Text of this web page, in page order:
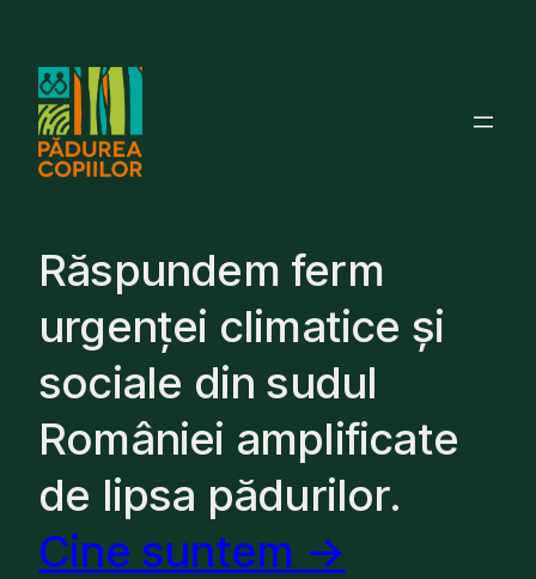
content
Răspundem ferm
urgenței climatice și
sociale din sudul
României amplificate
de lipsa pădurilor.
Cine suntem →